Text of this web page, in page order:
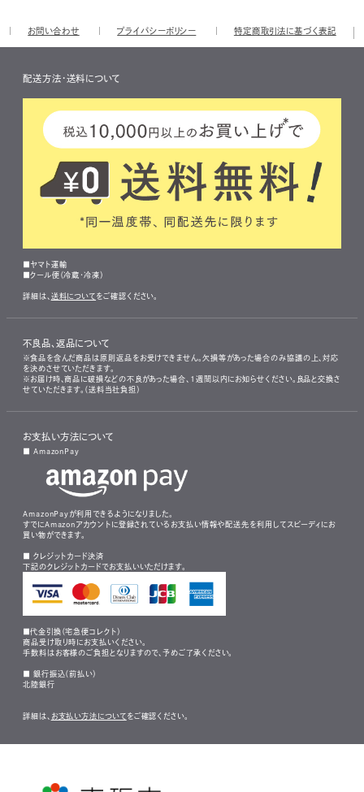
お問い合わせ プライバシーポリシー 特定商取引法に基づく表記
配送方法・送料について
■ヤマト運輸
■クール便（冷蔵・冷凍）
詳細は、 送料について をご確認ください。
不良品、返品について
※食品を含んだ商品は原則返品をお受けできません。欠損等があった場合のみ協議の上、対応
を決めさせていただきます。
※お届け時、商品に破損などの不良があった場合、1週間以内にお知らせください。良品と交換さ
せていただきます。（送料当社負担）
お支払い方法について
■ AmazonPay
AmazonPayが利用できるようになりました。
すでにAmazonアカウントに登録されているお支払い情報や配送先を利用してスピーディにお
買い物ができます。
■ クレジットカード決済
下記のクレジットカードでお支払いいただけます。
■代金引換（宅急便コレクト）
商品受け取り時にお支払いください。
手数料はお客様のご負担となりますので、予めご了承ください。
■ 銀行振込（前払い）
北陸銀行
詳細は、 お支払い方法について をご確認ください。